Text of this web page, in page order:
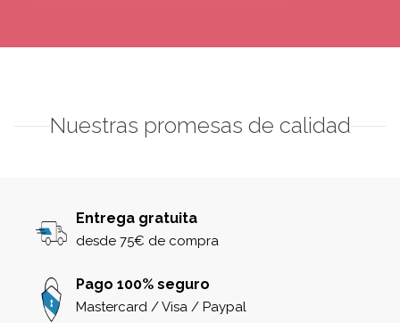
Nuestras promesas de calidad
Entrega gratuita
desde 75€ de compra
Pago 100% seguro
Mastercard / Visa / Paypal